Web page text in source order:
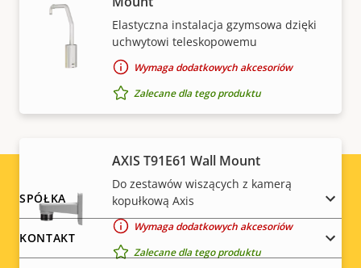
Elastyczna instalacja gzymsowa dzięki
uchwytowi teleskopowemu
Wymaga dodatkowych akcesoriów
Zalecane dla tego produktu
AXIS T91E61 Wall Mount
Do zestawów wiszących z kamerą
kopułkową Axis
Wymaga dodatkowych akcesoriów
Zalecane dla tego produktu
unijnym przepisom dotyczącym kontroli eksportu, a
także innym krajowym przepisom dotyczącym
kontroli eksportu. Informacje
na temat zgodności z
przepisami dotyczącymi eksportu danego produktu
Footer
menu
SPÓŁKA
KONTAKT